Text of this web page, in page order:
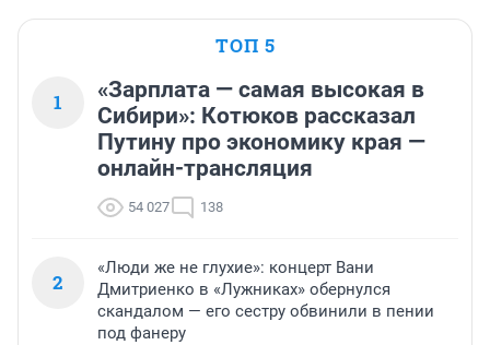
ТОП 5
1
«Зарплата — самая высокая в
Сибири»: Котюков рассказал
Путину про экономику края —
онлайн-трансляция
54 027 138
2
«Люди же не глухие»: концерт Вани
Дмитриенко в «Лужниках» обернулся
скандалом — его сестру обвинили в пении
под фанеру